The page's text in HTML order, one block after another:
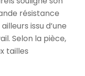
résistance
issu d’une
Selon la pièce,
tailles